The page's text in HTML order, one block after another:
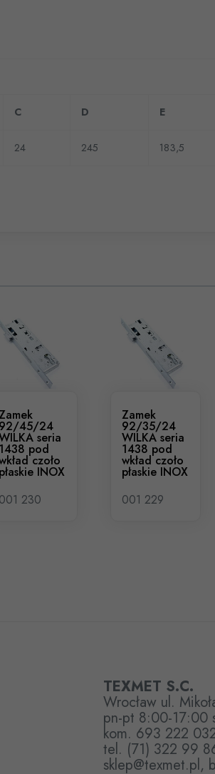
C D E
24 245 183,5
Zamek
92/45/24
seria
1438 pod
czoło
płaskie INOX
001 230
Zamek
92/35/24
WILKA seria
1438 pod
wkład czoło
płaskie INOX
001 229
TEXMET S.C.
Wrocław ul.
pn-pt 8:00-17:00
kom. 693 222
tel. (71) 322 99
sklep@texmet.pl,